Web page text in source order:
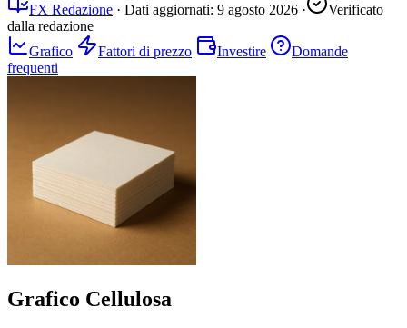
FX Redazione · Dati aggiornati: 9 agosto 2026 ·
Verificato
dalla redazione
Grafico
Fattori di prezzo Investire
Domande
frequenti
Grafico Cellulosa